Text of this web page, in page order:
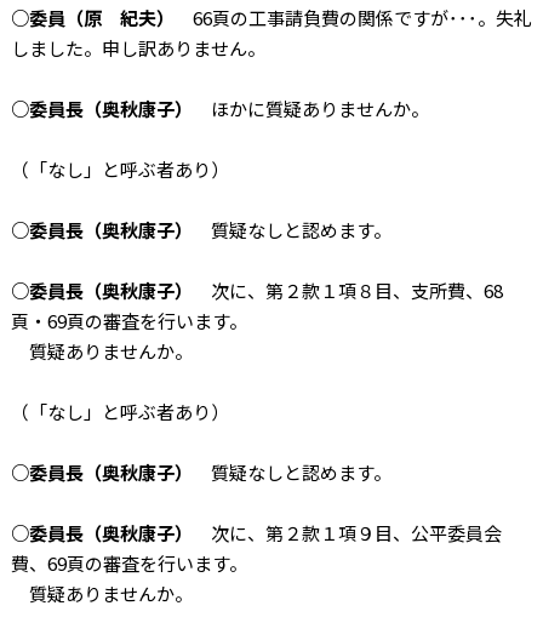
○委員（原 紀夫）
66頁の工事請負費の関係ですが･･･。失礼
しました。申し訳ありません。
○委員長（奥秋康子） ほかに質疑ありませんか。
（「なし」と呼ぶ者あり）
○委員長（奥秋康子） 質疑なしと認めます。
○委員長（奥秋康子）
次に、第２款１項８目、支所費、68
頁・69頁の審査を行います。
質疑ありませんか。
（「なし」と呼ぶ者あり）
○委員長（奥秋康子） 質疑なしと認めます。
○委員長（奥秋康子）
次に、第２款１項９目、公平委員会
費、69頁の審査を行います。
質疑ありませんか。